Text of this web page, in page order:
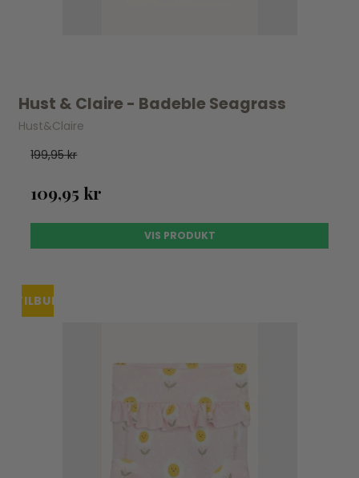
Hust & Claire - Badeble Seagrass
Hust&Claire
199,95 kr
109,95 kr
VIS PRODUKT
TILBUD